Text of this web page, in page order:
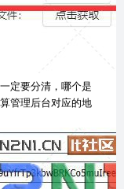
定要分清，哪个是
管理后台对应的地